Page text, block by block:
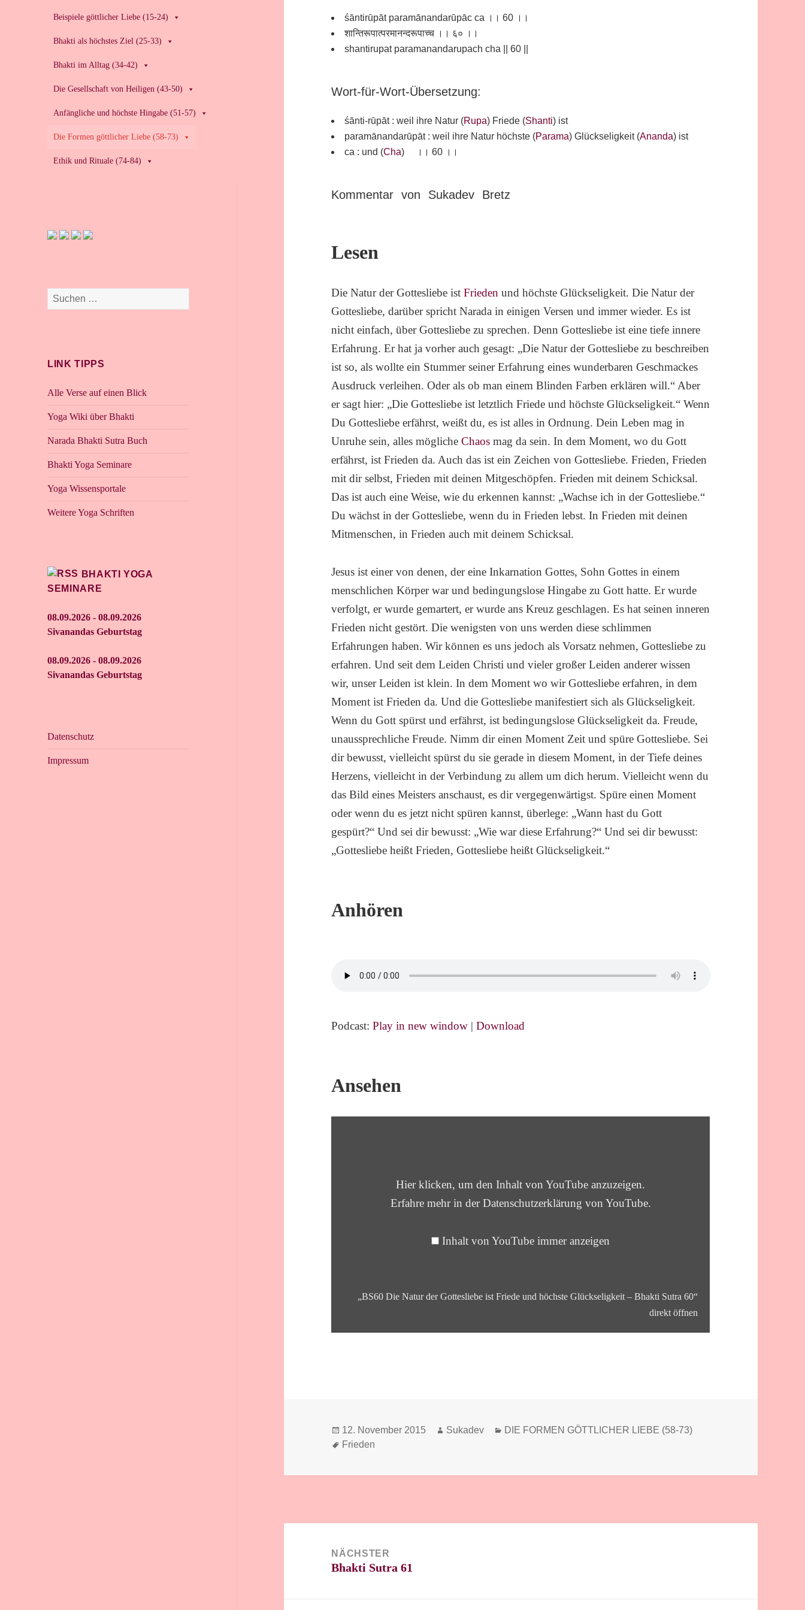
Beispiele göttlicher Liebe (15-24)
Bhakti als höchstes Ziel (25-33)
Bhakti im Alltag (34-42)
Die Gesellschaft von Heiligen (43-50)
Anfängliche und höchste Hingabe (51-57)
Die Formen göttlicher Liebe (58-73)
Ethik und Rituale (74-84)
Suchen
nach:
LINK TIPPS
Alle Verse auf einen Blick
Yoga Wiki über Bhakti
Narada Bhakti Sutra Buch
Bhakti Yoga Seminare
Yoga Wissensportale
Weitere Yoga Schriften
BHAKTI YOGA
SEMINARE
08.09.2026 - 08.09.2026
Sivanandas Geburtstag
08.09.2026 - 08.09.2026
Sivanandas Geburtstag
Datenschutz
Impressum
śāntirūpāt paramānandarūpāc ca ।। 60 ।।
शान्तिरूपात्परमानन्दरूपाच्च ।। ६० ।।
shantirupat paramanandarupach cha || 60 ||
Wort-für-Wort-Übersetzung:
śānti-rūpāt : weil ihre Natur (Rupa) Friede (Shanti) ist
paramānandarūpāt : weil ihre Natur höchste (Parama) Glückseligkeit (Ananda) ist
ca : und (Cha) ।। 60 ।।
Kommentar von Sukadev Bretz
Lesen
Die Natur der Gottesliebe istFrieden und höchste Glückseligkeit. Die Natur der
Gottesliebe, darüber spricht Narada in einigen Versen und immer wieder. Es ist
nicht einfach, über Gottesliebe zu sprechen. Denn Gottesliebe ist eine tiefe innere
Erfahrung. Er hat ja vorher auch gesagt: „Die Natur der Gottesliebe zu beschreiben
ist so, als wollte ein Stummer seiner Erfahrung eines wunderbaren Geschmackes
Ausdruck verleihen. Oder als ob man einem Blinden Farben erklären will.“ Aber
er sagt hier: „Die Gottesliebe ist letztlich Friede und höchste Glückseligkeit.“ Wenn
Du Gottesliebe erfährst, weißt du, es ist alles in Ordnung. Dein Leben mag in
Unruhe sein, alles möglicheChaos mag da sein. In dem Moment, wo du Gott
erfährst, ist Frieden da. Auch das ist ein Zeichen von Gottesliebe. Frieden, Frieden
mit dir selbst, Frieden mit deinen Mitgeschöpfen. Frieden mit deinem Schicksal.
Das ist auch eine Weise, wie du erkennen kannst: „Wachse ich in der Gottesliebe.“
Du wächst in der Gottesliebe, wenn du in Frieden lebst. In Frieden mit deinen
Mitmenschen, in Frieden auch mit deinem Schicksal.
Jesus ist einer von denen, der eine Inkarnation Gottes, Sohn Gottes in einem
menschlichen Körper war und bedingungslose Hingabe zu Gott hatte. Er wurde
verfolgt, er wurde gemartert, er wurde ans Kreuz geschlagen. Es hat seinen inneren
Frieden nicht gestört. Die wenigsten von uns werden diese schlimmen
Erfahrungen haben. Wir können es uns jedoch als Vorsatz nehmen, Gottesliebe zu
erfahren. Und seit dem Leiden Christi und vieler großer Leiden anderer wissen
wir, unser Leiden ist klein. In dem Moment wo wir Gottesliebe erfahren, in dem
Moment ist Frieden da. Und die Gottesliebe manifestiert sich als Glückseligkeit.
Wenn du Gott spürst und erfährst, ist bedingungslose Glückseligkeit da. Freude,
unaussprechliche Freude. Nimm dir einen Moment Zeit und spüre Gottesliebe. Sei
dir bewusst, vielleicht spürst du sie gerade in diesem Moment, in der Tiefe deines
Herzens, vielleicht in der Verbindung zu allem um dich herum. Vielleicht wenn du
das Bild eines Meisters anschaust, es dir vergegenwärtigst. Spüre einen Moment
oder wenn du es jetzt nicht spüren kannst, überlege: „Wann hast du Gott
gespürt?“ Und sei dir bewusst: „Wie war diese Erfahrung?“ Und sei dir bewusst:
„Gottesliebe heißt Frieden, Gottesliebe heißt Glückseligkeit.“
Anhören
Podcast:Play in new window |Download
Ansehen
ANZEIGEN
Hier klicken, um den Inhalt von YouTube anzuzeigen.
Erfahre mehr in derDatenschutzerklärung von YouTube.
Inhalt von YouTube immer anzeigen
„BS60 Die Natur der Gottesliebe ist Friede und höchste Glückseligkeit – Bhakti Sutra 60“
direkt öffnen
Veröffentlicht
am
12. November 2015 Autor
Sukadev Kategorien
DIE FORMEN GÖTTLICHER LIEBE (58-73)
Schlagwörter
Frieden
NÄCHSTER
Nächster
Bhakti Sutra 61